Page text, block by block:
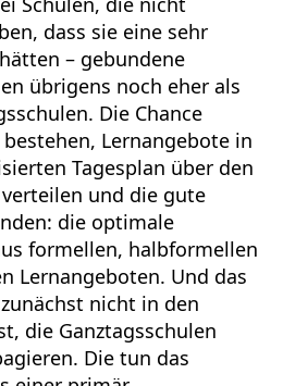
dass sie eine sehr
– gebundene
übrigens noch eher als
Die Chance
Lernangebote in
Tagesplan über den
verteilen und die gute
die optimale
formellen, halbformellen
Lernangeboten. Und das
nicht in den
die Ganztagsschulen
Die tun das